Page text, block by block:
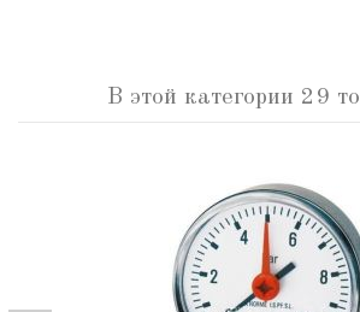
В этой категории 29